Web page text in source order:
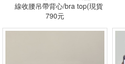
線收腰吊帶背心/bra top(現貨
+預購)
790元